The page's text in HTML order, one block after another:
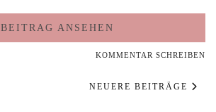
BEITRAG ANSEHEN
KOMMENTAR SCHREIBEN
NEUERE BEITRÄGE